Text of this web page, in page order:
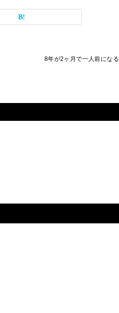
8年が2ヶ月で一人前になる